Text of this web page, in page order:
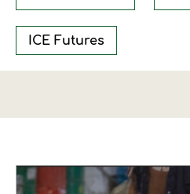
ICE Futures